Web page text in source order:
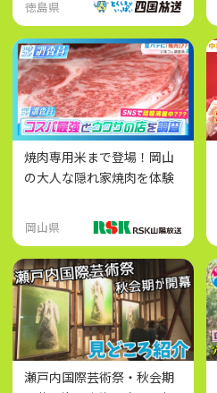
徳島県
焼肉専用米まで登場！岡山
の大人な隠れ家焼肉を体験
岡山県
瀬戸内国際芸術祭・秋会期